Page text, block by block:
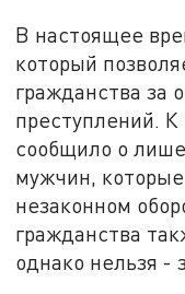
В настоящее
который
гражданства за
преступлений.
сообщило о
мужчин,
незаконном
гражданства
однако нельзя -